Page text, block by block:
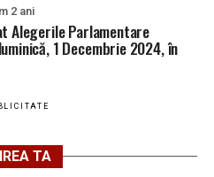
de Jos, disponibile la 4
Alba a publicat lista posturilor
disponibile la 4 august
2 ani
Alegerile Parlamentare
1 Decembrie 2024, în
TA